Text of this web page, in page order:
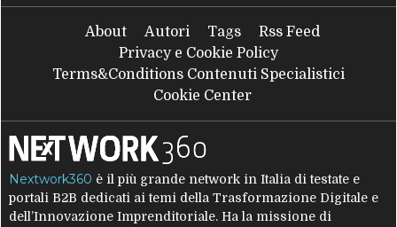
About Autori Tags
Rss Feed
Privacy e Cookie Policy
Terms&Conditions Contenuti Specialistici
Cookie Center
Nextwork360 è il più grande network in Italia di testate e
portali B2B dedicati ai temi della Trasformazione Digitale e
dell’Innovazione Imprenditoriale. Ha la missione di